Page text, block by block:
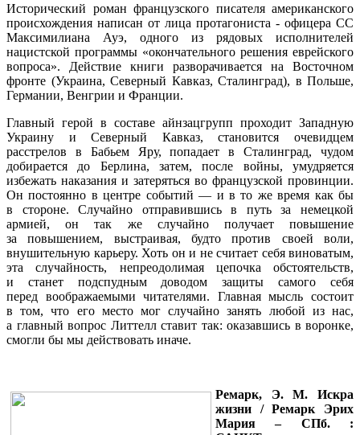
Исторический роман французского писателя американского
происхождения написан от лица протагониста - офицера СС
Максимилиана Ауэ, одного из рядовых исполнителей
нацистской программы «окончательного решения еврейского
вопроса». Действие книги разворачивается на Восточном
фронте (Украина, Северный Кавказ, Сталинград), в Польше,
Германии, Венгрии и Франции.
Главный герой в составе айнзацгрупп проходит Западную
Украину и Северный Кавказ, становится очевидцем
расстрелов в Бабьем Яру, попадает в Сталинград, чудом
добирается до Берлина, затем, после войны, умудряется
избежать наказания и затеряться во французской провинции.
Он постоянно в центре событий — и в то же время как бы
в стороне. Случайно отправившись в путь за немецкой
армией, он так же случайно получает повышение
за повышением, выстраивая, будто против своей воли,
внушительную карьеру. Хоть он и не считает себя виноватым,
эта случайность, непреодолимая цепочка обстоятельств,
и станет подспудным доводом защиты самого себя
перед воображаемыми читателями. Главная мысль состоит
в том, что его место мог случайно занять любой из нас,
а главный вопрос Литтелл ставит так: оказавшись в воронке,
смогли бы мы действовать иначе.
Ремарк, Э. М. Искра
жизни / Ремарк Эрих
Мария – СПб. :